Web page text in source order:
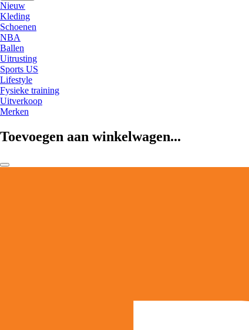
Nieuw
Kleding
Schoenen
NBA
Ballen
Uitrusting
Sports US
Lifestyle
Fysieke training
Uitverkoop
Merken
Toevoegen aan winkelwagen...